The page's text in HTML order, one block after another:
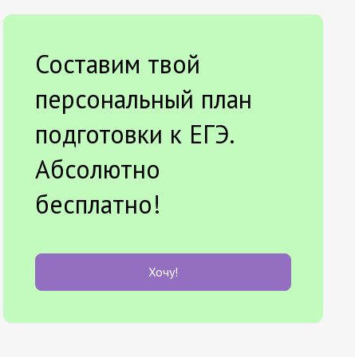
Составим твой
персональный план
подготовки к ЕГЭ.
Абсолютно
бесплатно!
Хочу!